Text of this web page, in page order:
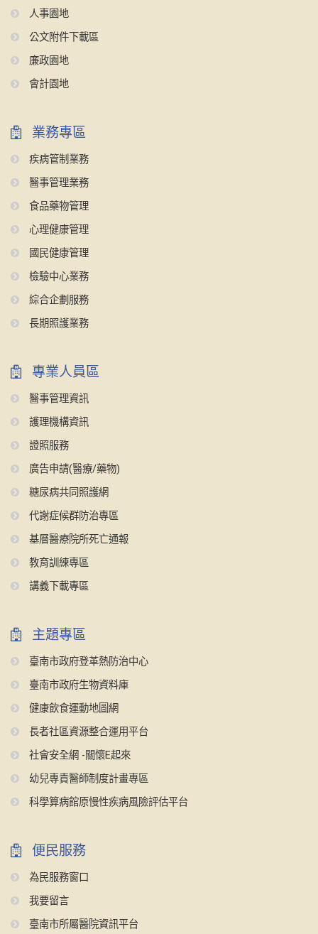
人事園地
公文附件下載區
廉政園地
會計園地
業務專區
疾病管制業務
醫事管理業務
食品藥物管理
心理健康管理
國民健康管理
檢驗中心業務
綜合企劃服務
長期照護業務
專業人員區
醫事管理資訊
護理機構資訊
證照服務
廣告申請(醫療/藥物)
糖尿病共同照護網
代謝症候群防治專區
基層醫療院所死亡通報
教育訓練專區
講義下載專區
主題專區
臺南市政府登革熱防治中心
臺南市政府生物資料庫
健康飲食運動地圖網
長者社區資源整合運用平台
社會安全網 -關懷E起來
幼兒專責醫師制度計畫專區
科學算病館原慢性疾病風險評估平台
便民服務
為民服務窗口
我要留言
臺南市所屬醫院資訊平台